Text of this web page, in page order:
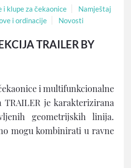
klupe za čekaonice
Namještaj
i ordinacije
Novosti
TRAILER BY
i multifunkcionalne
TRAILER je karakterizirana
geometrijskih linija.
mogu kombinirati u ravne